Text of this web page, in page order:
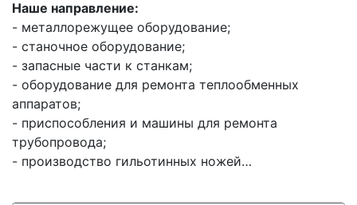
Наше направление:
- металлорежущее оборудование;
- станочное оборудование;
- запасные части к станкам;
- оборудование для ремонта теплообменных
аппаратов;
- приспособления и машины для ремонта
трубопровода;
- производство гильотинных ножей…